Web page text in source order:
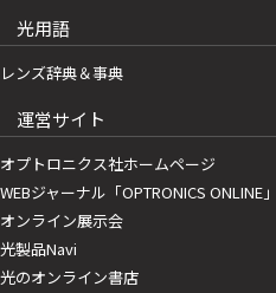
光用語
レンズ辞典＆事典
運営サイト
オプトロニクス社ホームページ
WEBジャーナル「OPTRONICS ONLINE」
オンライン展示会
光製品Navi
光のオンライン書店